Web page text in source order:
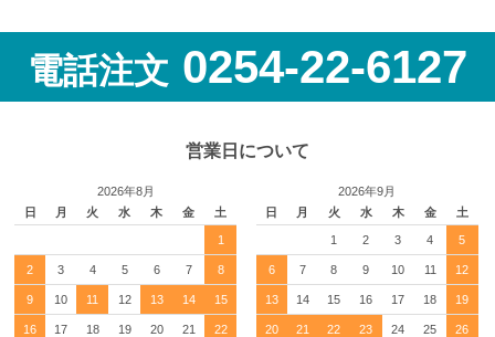
電話注文 0254-22-6127
営業日について
2026年8月
日
月 火 水 木 金 土
1
2 3 4 5 6 7 8
9 10 11 12 13 14 15
16 17 18 19 20 21 22
2026年9月
日
月 火 水 木 金 土
1 2 3 4 5
6 7 8 9 10 11 12
13 14 15 16 17 18 19
20 21 22 23 24 25 26